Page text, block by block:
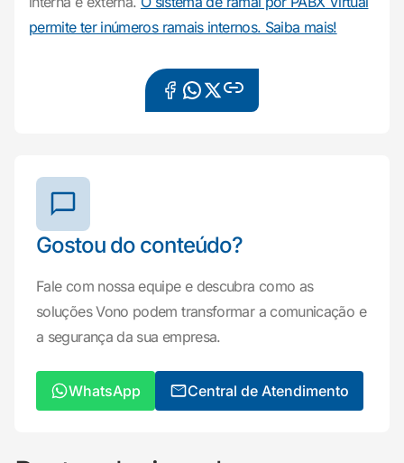
permite ter inúmeros ramais internos. Saiba mais!
Gostou do conteúdo?
Fale com nossa equipe e descubra como as
soluções Vono podem transformar a comunicação e
a segurança da sua empresa.
WhatsApp Central de Atendimento